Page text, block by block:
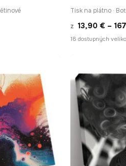
€
Tisk na plátno ·
z 13,90 € –
18 dostupných